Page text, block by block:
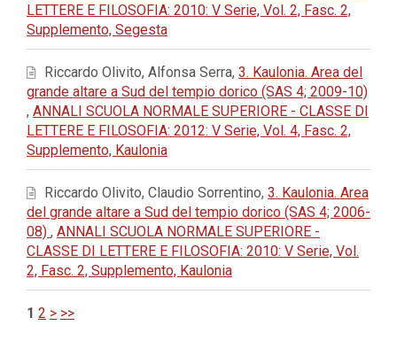
LETTERE E FILOSOFIA: 2010: V Serie, Vol. 2, Fasc. 2,
Supplemento, Segesta
Riccardo Olivito, Alfonsa Serra, 3. Kaulonia. Area del
grande altare a Sud del tempio dorico (SAS 4; 2009-10)
, ANNALI SCUOLA NORMALE SUPERIORE - CLASSE DI
LETTERE E FILOSOFIA: 2012: V Serie, Vol. 4, Fasc. 2,
Supplemento, Kaulonia
Riccardo Olivito, Claudio Sorrentino, 3. Kaulonia. Area
del grande altare a Sud del tempio dorico (SAS 4; 2006-
08) , ANNALI SCUOLA NORMALE SUPERIORE -
CLASSE DI LETTERE E FILOSOFIA: 2010: V Serie, Vol.
2, Fasc. 2, Supplemento, Kaulonia
1 2 > >>